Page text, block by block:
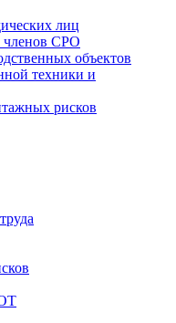
лиц
членов СРО
объектов
техники и
рисков